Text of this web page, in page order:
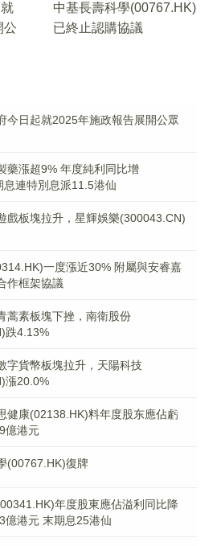
公
中基長壽科學(00767.HK)
已終止認購協議
今日起就2025年施政報告展開公眾
藥漲超9% 年度純利同比增
息連特別息派11.5港仙
戲板塊拉升，星輝娛樂(300043.CN)
一度漲近30% 附屬與安睿嘉
作框架協議
蒿素板塊下挫，南衛股份
跌4.13%
字貨幣板塊拉升，天陽科技
漲20.0%
健康(02138.HK)料年度股东應佔虧
億港元
(00767.HK)復牌
年度股東應佔溢利同比降
億港元 末期息25港仙